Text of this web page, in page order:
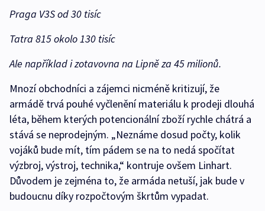
Praga V3S od 30 tisíc
Tatra 815 okolo 130 tisíc
Ale například i zotavovna na Lipně za 45 milionů.
Mnozí obchodníci a zájemci nicméně kritizují, že
armádě trvá pouhé vyčlenění materiálu k prodeji dlouhá
léta, během kterých potencionální zboží rychle chátrá a
stává se neprodejným. „Neznáme dosud počty, kolik
vojáků bude mít, tím pádem se na to nedá spočítat
výzbroj, výstroj, technika,“ kontruje ovšem Linhart.
Důvodem je zejména to, že armáda netuší, jak bude v
budoucnu díky rozpočtovým škrtům vypadat.